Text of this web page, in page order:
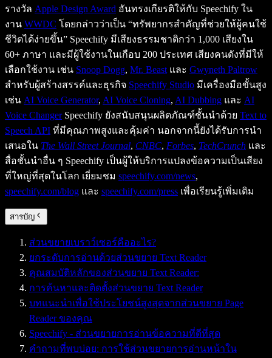
รางวัล Apple Design Award อันทรงเกียรติให้กับ Speechify ใน
งาน WWDC โดยกล่าวว่าเป็น “ทรัพยากรสำคัญที่ช่วยให้ผู้คนใช้
ชีวิตได้ง่ายขึ้น” Speechify มีเสียงธรรมชาติกว่า 1,000 เสียงใน
60+ ภาษา และมีผู้ใช้งานในเกือบ 200 ประเทศ เสียงคนดังที่มีให้
เลือกใช้งาน เช่น Snoop Dogg, Mr. Beast และ Gwyneth Paltrow
สำหรับผู้สร้างสรรค์และธุรกิจ Speechify Studio มีเครื่องมือขั้นสูง
เช่น AI Voice Generator, AI Voice Cloning, AI Dubbing และ AI
Voice ChangerSpeechify ยังสนับสนุนผลิตภัณฑ์ชั้นนำด้วย Text to
Speech API ที่มีคุณภาพสูงและคุ้มค่า นอกจากนี้ยังได้รับการนำ
เสนอใน The Wall Street Journal, CNBC, Forbes, TechCrunch และ
สื่อชั้นนำอื่น ๆ Speechify เป็นผู้ให้บริการแปลงข้อความเป็นเสียง
ที่ใหญ่ที่สุดในโลก เยี่ยมชม speechify.com/news,
speechify.com/blog และ speechify.com/press เพื่อเรียนรู้เพิ่มเติม
สารบัญ
ส่วนขยายเบราว์เซอร์คืออะไร?
ยกระดับการอ่านด้วยส่วนขยาย Text Reader
คุณสมบัติหลักของส่วนขยาย Text Reader:
การค้นหาและติดตั้งส่วนขยาย Text Reader
บทแนะนำเพื่อใช้ประโยชน์สูงสุดจากส่วนขยาย Page
Reader ของคุณ
Speechify - ส่วนขยายการอ่านข้อความที่ดีที่สุด
คำถามที่พบบ่อย: การใช้ส่วนขยายการอ่านหน้าใน